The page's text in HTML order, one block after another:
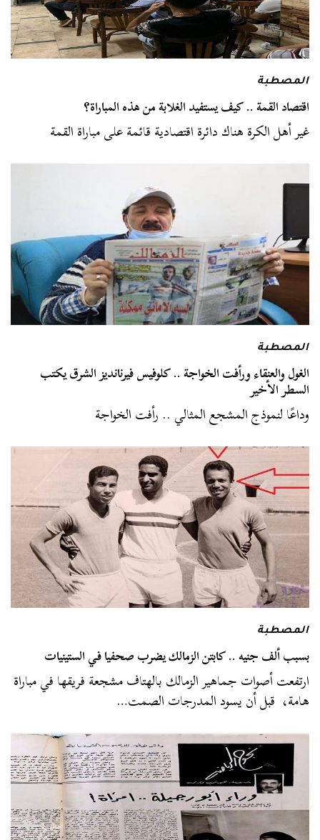
المصطبة
اقتصاد القمة .. كيف يستفيد الغلابة من هذه المباراة؟
غير أهل الكرة هناك دائرة اقتصادية قائمة على مباراة القمة
المصطبة
الغول والعنقاء ورأفت الخواجة .. كلوفيس فيرنانديز الشرق يكتب
السطر الأخير
وداعًا لنموذج المشجع المثالي .. رأفت الخواجة
المصطبة
بسبب ألف جنيه .. كابتن الزمالك يضرب صحفيا في الستينيات
ارتفعت أصوات جماهير الزمالك بالهتاف مشجعة فريقها في مباراة
هامة، قبل أن يسود المدرجات الصمت…